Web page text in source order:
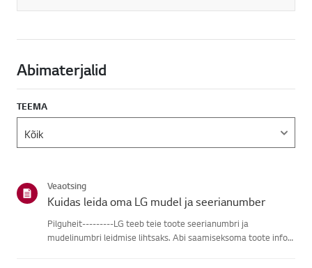
Abimaterjalid
TEEMA
Veaotsing
Kuidas leida oma LG mudel ja seerianumber
Pilguheit---------LG teeb teie toote seerianumbri ja
mudelinumbri leidmise lihtsaks. Abi saamiseksoma toote info